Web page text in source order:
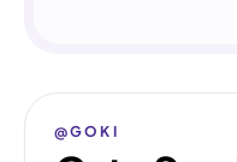
@GOKI